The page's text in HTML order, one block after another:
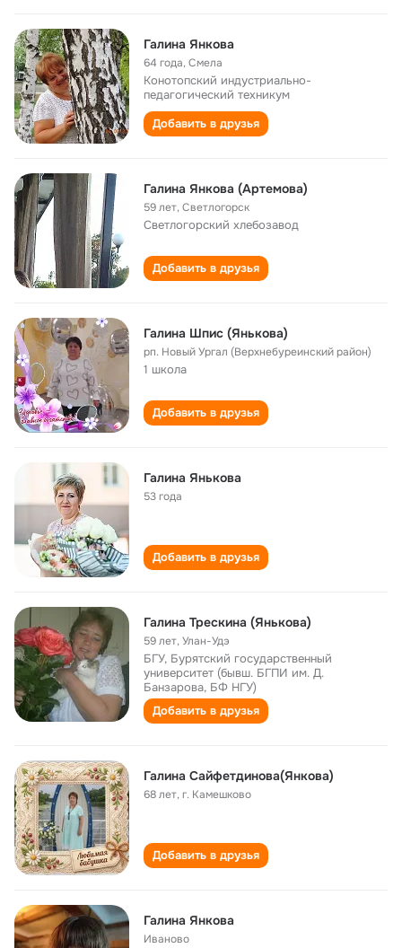
Галина Янкова
64 года,Смела
Конотопский индустриально-
педагогический техникум
Добавить в друзья
Галина Янкова (Артемова)
59 лет,Светлогорск
Светлогорский хлебозавод
Добавить в друзья
Галина Шпис (Янькова)
рп. Новый Ургал (Верхнебуреинский район)
1 школа
Добавить в друзья
Галина Янькова
53 года
Добавить в друзья
Галина Трескина (Янькова)
59 лет,Улан-Удэ
БГУ, Бурятский государственный
университет (бывш. БГПИ им. Д.
Банзарова, БФ НГУ)
Добавить в друзья
Галина Сайфетдинова(Янкова)
68 лет,г. Камешково
Добавить в друзья
Галина Янкова
Иваново